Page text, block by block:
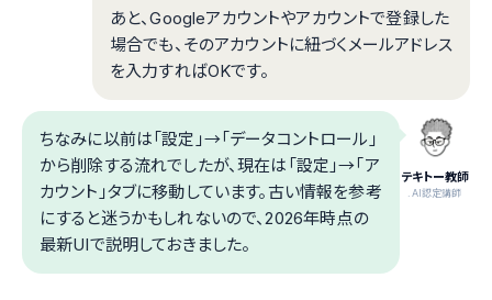
あと、Googleアカウントやアカウントで登録した
場合でも、そのアカウントに紐づくメールアドレス
を入力すればOKです。
テキトー教師
.AI認定講師
ちなみに以前は「設定」→「データコントロール」
から削除する流れでしたが、現在は「設定」→「ア
カウント」タブに移動しています。古い情報を参考
にすると迷うかもしれないので、2026年時点の
最新UIで説明しておきました。